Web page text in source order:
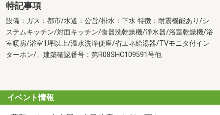
特記事項
設備：ガス：都市/水道：公営/排水：下水 特徴：耐震機能あり/シ
ステムキッチン/対面キッチン/食器洗乾燥機/浄水器/浴室乾燥機/浴
室暖房/浴室1坪以上/温水洗浄便座/省エネ給湯器/TVモニタ付イン
ターホン/、建築確認番号：第R08SHC109591号他
イベント情報